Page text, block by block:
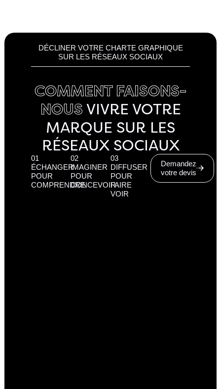
DÉCLINER VOTRE CHARTE GRAPHIQUE
SUR LES RÉSEAUX SOCIAUX
COMMENT FAISONS-
NOUS VIVRE VOTRE
MARQUE SUR LES
RÉSEAUX SOCIAUX
01
ÉCHANGER
POUR
COMPRENDRE
02
IMAGINER
POUR
CONCEVOIR
03
DIFFUSER
POUR
FAIRE
VOIR
Demandez
votre devis